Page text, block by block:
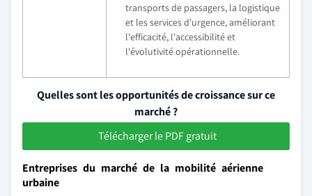
transports de passagers, la logistique
et les services d'urgence, améliorant
l'efficacité, l'accessibilité et
l'évolutivité opérationnelle.
Quelles sont les opportunités de croissance sur ce
marché ?
Télécharger le PDF gratuit
Entreprises du marché de la mobilité aérienne
urbaine